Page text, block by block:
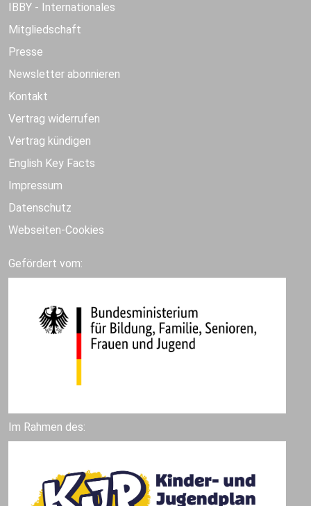
IBBY - Internationales
Mitgliedschaft
Presse
Newsletter abonnieren
Kontakt
Vertrag widerrufen
Vertrag kündigen
English Key Facts
Impressum
Datenschutz
Webseiten-Cookies
Gefördert vom:
Im Rahmen des: